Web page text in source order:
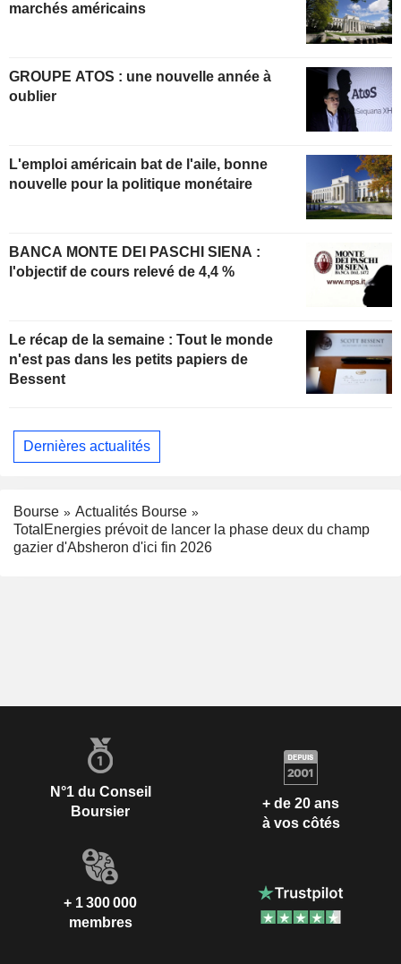
marchés américains
GROUPE ATOS : une nouvelle année à
oublier
L'emploi américain bat de l'aile, bonne
nouvelle pour la politique monétaire
BANCA MONTE DEI PASCHI SIENA :
l'objectif de cours relevé de 4,4 %
Le récap de la semaine : Tout le monde
n'est pas dans les petits papiers de
Bessent
Dernières actualités
Bourse
Actualités Bourse
TotalEnergies prévoit de lancer la phase deux du champ
gazier d'Absheron d'ici fin 2026
N°1 du Conseil
Boursier
+ de 20 ans
à vos côtés
+ 1 300 000
membres